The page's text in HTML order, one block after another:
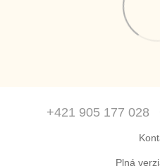
+421 905 177 028
Plná